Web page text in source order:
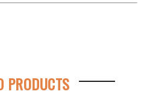
PRODUCTS